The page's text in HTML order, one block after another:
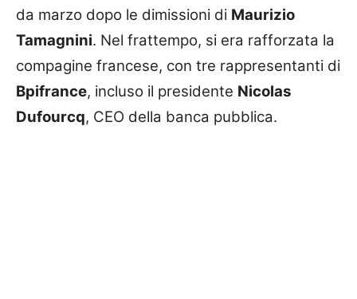
da marzo dopo le dimissioni di Maurizio
Tamagnini. Nel frattempo, si era rafforzata la
compagine francese, con tre rappresentanti di
Bpifrance, incluso il presidente Nicolas
Dufourcq, CEO della banca pubblica.